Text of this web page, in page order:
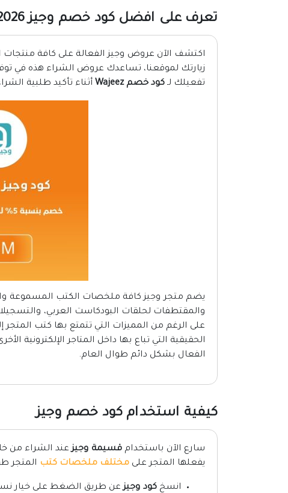
تعرف على افضل كود خصم وجيز 2026
اكتشف الآن عروض وجيز الفعالة على كافة
تفعيلك لـ كود خصم Wajeez أثناء تأكيد طلبية
يضم متجر وجيز كافة ملخصات الكتب المسموعة
والمقتطفات لحلقات البودكاست العربي،
على الرغم من المميزات التي تتمتع بها كتب المتجر
الحقيقية التي تباع بها داخل المتاجر الإلكترونية
الفعال بشكل دائم طوال العام.
كيفية استخدام كود خصم وجيز
سارع الآن باستخدام قسيمة وجيزعند الشراء من
يفعلها المتجر على مختلف ملخصات كتب المتجر
انسخ كود وجيزعن طريق الضغط على خيار نسخ